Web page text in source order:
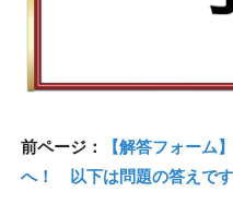
前ページ：
【解答フォーム
へ！ 以下は問題の答えです